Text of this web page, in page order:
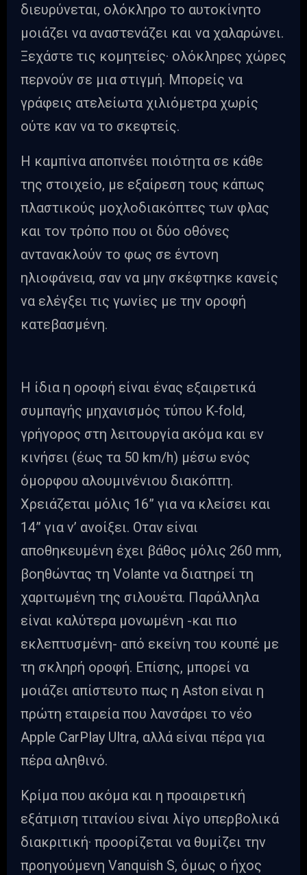
διευρύνεται, ολόκληρο το αυτοκίνητο
μοιάζει να αναστενάζει και να χαλαρώνει.
Ξεχάστε τις κομητείες· ολόκληρες χώρες
περνούν σε μια στιγμή. Μπορείς να
γράφεις ατελείωτα χιλιόμετρα χωρίς
ούτε καν να το σκεφτείς.
Η καμπίνα αποπνέει ποιότητα σε κάθε
της στοιχείο, με εξαίρεση τους κάπως
πλαστικούς μοχλοδιακόπτες των φλας
και τον τρόπο που οι δύο οθόνες
αντανακλούν το φως σε έντονη
ηλιοφάνεια, σαν να μην σκέφτηκε κανείς
να ελέγξει τις γωνίες με την οροφή
κατεβασμένη.
Η ίδια η οροφή είναι ένας εξαιρετικά
συμπαγής μηχανισμός τύπου K-fold,
γρήγορος στη λειτουργία ακόμα και εν
κινήσει (έως τα 50 km/h) μέσω ενός
όμορφου αλουμινένιου διακόπτη.
Χρειάζεται μόλις 16” για να κλείσει και
14” για ν’ ανοίξει. Oταν είναι
αποθηκευμένη έχει βάθος μόλις 260 mm,
βοηθώντας τη Volante να διατηρεί τη
χαριτωμένη της σιλουέτα. Παράλληλα
είναι καλύτερα μονωμένη -και πιο
εκλεπτυσμένη- από εκείνη του κουπέ με
τη σκληρή οροφή. Επίσης, μπορεί να
μοιάζει απίστευτο πως η Aston είναι η
πρώτη εταιρεία που λανσάρει το νέο
Apple CarPlay Ultra, αλλά είναι πέρα για
πέρα αληθινό.
Κρίμα που ακόμα και η προαιρετική
εξάτμιση τιτανίου είναι λίγο υπερβολικά
διακριτική· προορίζεται να θυμίζει την
προηγούμενη Vanquish S, όμως ο ήχος